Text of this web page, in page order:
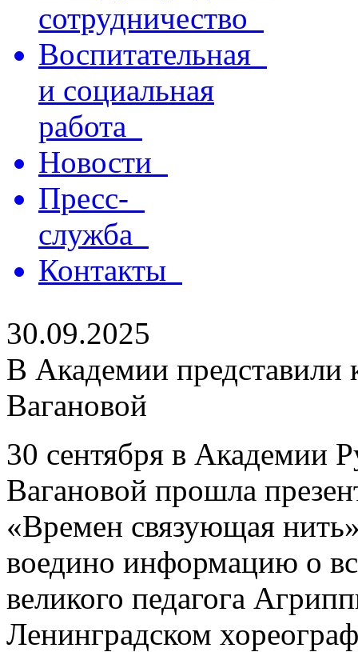
сотрудничество
Воспитательная
и социальная
работа
Новости
Пресс-
служба
Контакты
30.09.2025
В Академии
Вагановой
30 сентября в Академии
Вагановой прошла
«Времен связующая
воедино информацию о
великого педагога
Ленинградском